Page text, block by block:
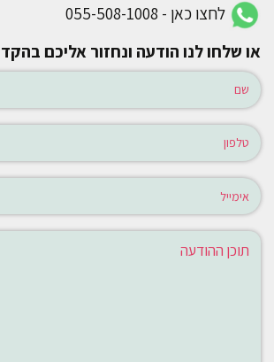
לחצו כאן - 055-508-1008
או שלחו לנו הודעה ונחזור אליכם